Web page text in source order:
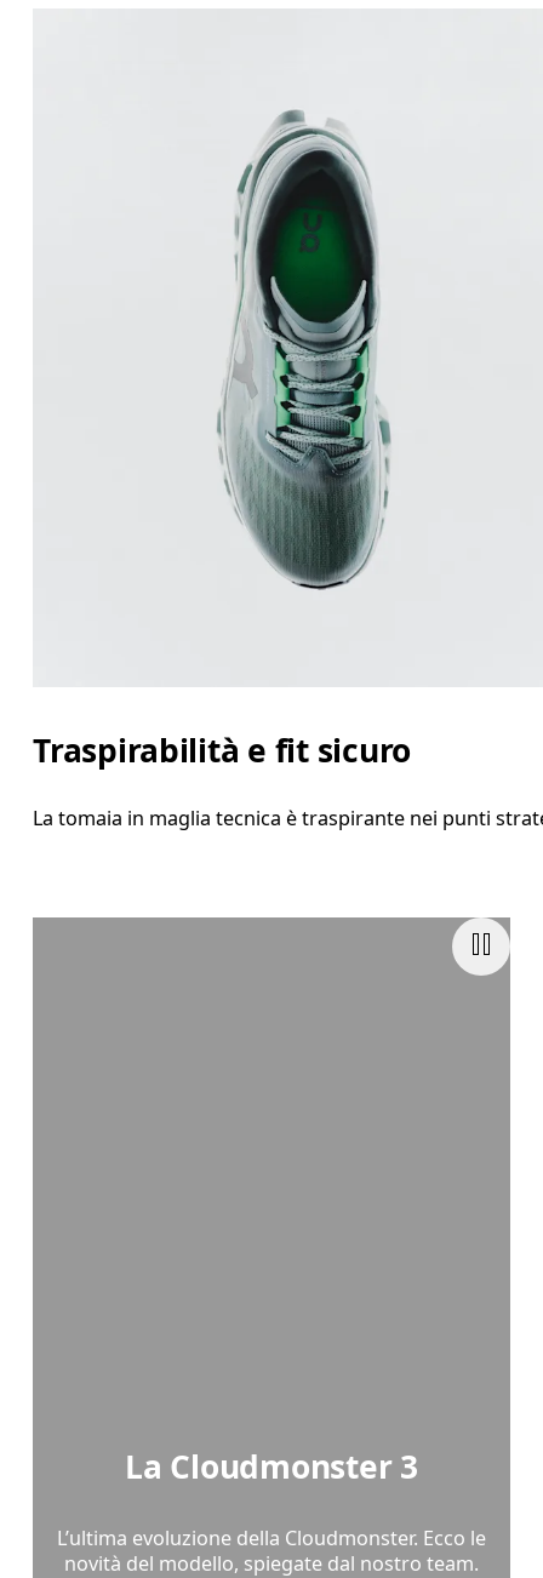
Traspirabilità e fit sicuro
La tomaia in maglia tecnica è traspirante nei punti
La Cloudmonster 3
L’ultima evoluzione della Cloudmonster. Ecco le
novità del modello, spiegate dal nostro team.